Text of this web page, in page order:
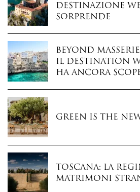
destinazione
sorprende
Beyond
il destination
ha ancora
Green is the
Toscana: la
matrimoni